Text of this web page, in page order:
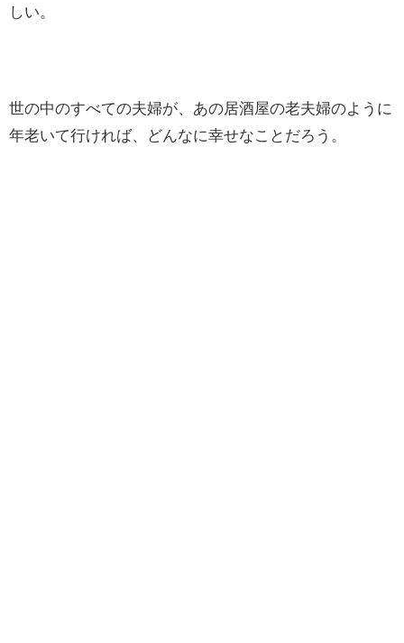
しい。
世の中のすべての夫婦が、あの居酒屋の老夫婦のように
年老いて行ければ、どんなに幸せなことだろう。